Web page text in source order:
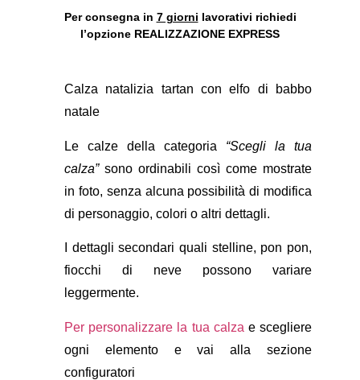
Per consegna in 7 giorni lavorativi richiedi
l’opzione REALIZZAZIONE EXPRESS
Calza natalizia tartan con elfo di babbo
natale
Le calze della categoria “Scegli la tua
calza”sono ordinabili così come mostrate
in foto, senza alcuna possibilità di modifica
di personaggio, colori o altri dettagli.
I dettagli secondari quali stelline, pon pon,
fiocchi di neve possono variare
leggermente.
Per personalizzare la tua calza e scegliere
ogni elemento e vai alla sezione
configuratori